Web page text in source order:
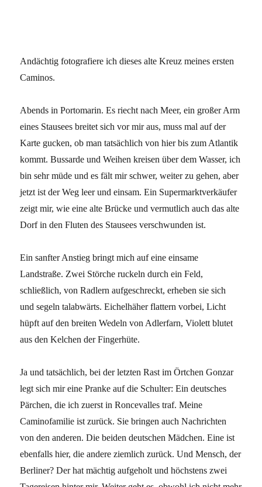
Andächtig fotografiere ich dieses alte Kreuz meines ersten
Caminos.
Abends in Portomarin. Es riecht nach Meer, ein großer Arm
eines Stausees breitet sich vor mir aus, muss mal auf der
Karte gucken, ob man tatsächlich von hier bis zum Atlantik
kommt. Bussarde und Weihen kreisen über dem Wasser, ich
bin sehr müde und es fält mir schwer, weiter zu gehen, aber
jetzt ist der Weg leer und einsam. Ein Supermarktverkäufer
zeigt mir, wie eine alte Brücke und vermutlich auch das alte
Dorf in den Fluten des Stausees verschwunden ist.
Ein sanfter Anstieg bringt mich auf eine einsame
Landstraße. Zwei Störche ruckeln durch ein Feld,
schließlich, von Radlern aufgeschreckt, erheben sie sich
und segeln talabwärts. Eichelhäher flattern vorbei, Licht
hüpft auf den breiten Wedeln von Adlerfarn, Violett blutet
aus den Kelchen der Fingerhüte.
Ja und tatsächlich, bei der letzten Rast im Örtchen Gonzar
legt sich mir eine Pranke auf die Schulter: Ein deutsches
Pärchen, die ich zuerst in Roncevalles traf. Meine
Caminofamilie ist zurück. Sie bringen auch Nachrichten
von den anderen. Die beiden deutschen Mädchen. Eine ist
ebenfalls hier, die andere ziemlich zurück. Und Mensch, der
Berliner? Der hat mächtig aufgeholt und höchstens zwei